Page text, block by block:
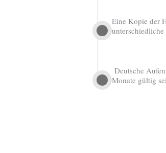
Eine Kopie der
Deutsche
Monate gültig